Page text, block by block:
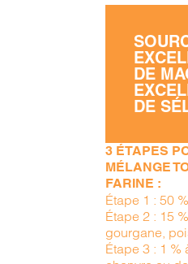
DE
DE
3 ÉTAPES
MÉLANGE
FARINE :
Étape 1 : 50
Étape 2 : 15
gourgane,
Étape 3 : 1 %